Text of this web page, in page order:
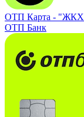
ОТП Карта - "ЖКХ
ОТП Банк